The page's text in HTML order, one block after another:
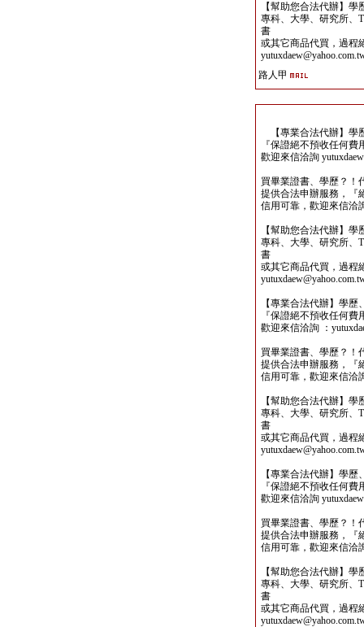
【幫助您合法代辦】
專科、大學、研究所、
書
或其它商品代買，過程
路人甲
【專業合法代辦】學
『保證絕不預收任何
歡迎來信洽詢
買畢業證書、學歷？！
提供合法申辦服務，『
信用可靠，歡迎來信洽
【幫助您合法代辦】
專科、大學、研究所、
書
或其它商品代買，過程
【專業合法代辦】學
『保證絕不預收任何
歡迎來信洽詢 ：
買畢業證書、學歷？！
提供合法申辦服務，『
信用可靠，歡迎來信洽
【幫助您合法代辦】
專科、大學、研究所、
書
或其它商品代買，過程
【專業合法代辦】學
『保證絕不預收任何
歡迎來信洽詢
買畢業證書、學歷？！
提供合法申辦服務，『
信用可靠，歡迎來信洽
【幫助您合法代辦】
專科、大學、研究所、
書
或其它商品代買，過程